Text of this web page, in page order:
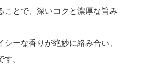
ことで、深いコクと濃厚な旨み
ーな香りが絶妙に絡み合い、
。